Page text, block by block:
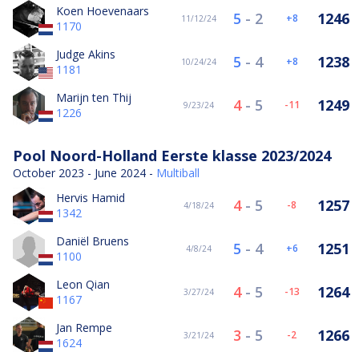
Koen Hoevenaars
1170
11/12/24 5 - 2 8 1246
Judge Akins
1181
10/24/24 5 - 4 8 1238
Marijn ten Thij
1226
9/23/24 4- 5 -11 1249
Pool Noord-Holland Eerste klasse 2023/2024
October 2023 - June 2024 - Multiball
Hervis Hamid
1342
4/18/24 4- 5 -8 1257
Daniël Bruens
1100
4/8/24 5 - 4 6 1251
Leon Qian
1167
3/27/24 4- 5 -13 1264
Jan Rempe
1624
3/21/24 3 - 5 -2 1266